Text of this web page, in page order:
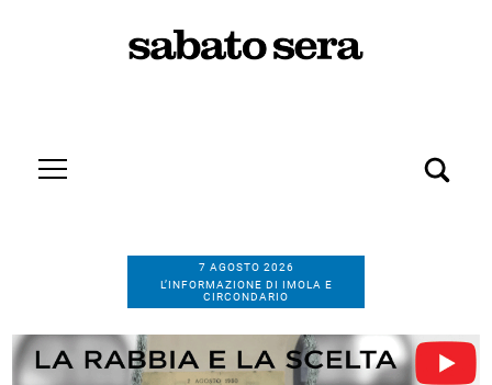
7 AGOSTO 2026
L’INFORMAZIONE DI IMOLA E
CIRCONDARIO